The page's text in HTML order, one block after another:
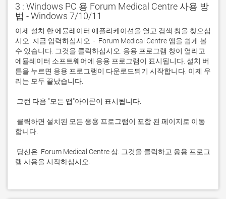
3 : Windows PC 용 Forum Medical Centre 사용 방
법 - Windows 7/10/11
이제 설치 한 에뮬레이터 애플리케이션을 열고 검색 창을 찾으십
시오. 지금 입력하십시오. -  Forum Medical Centre 앱을 쉽게 볼
수 있습니다. 그것을 클릭하십시오. 응용 프로그램 창이 열리고
에뮬레이터 소프트웨어에 응용 프로그램이 표시됩니다. 설치 버
튼을 누르면 응용 프로그램이 다운로드되기 시작합니다. 이제 우
램 사용을 시작하십시오.